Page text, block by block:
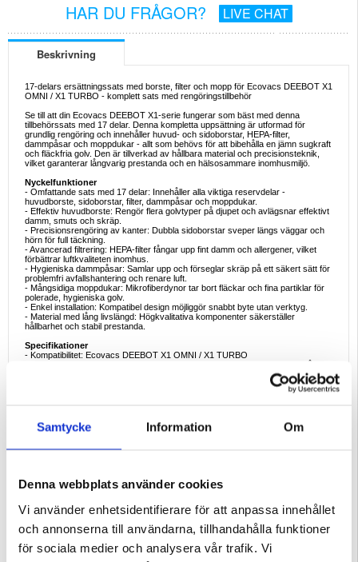
Samtycke Information Om
Denna webbplats använder cookies
Vi använder enhetsidentifierare för att anpassa innehållet
och annonserna till användarna, tillhandahålla funktioner
för sociala medier och analysera vår trafik. Vi
HAR DU FRÅGOR? LIVE CHAT
Beskrivning
17-delars ersättningssats med borste, filter och mopp för Ecovacs DEEBOT X1
OMNI / X1 TURBO - komplett sats med rengöringstillbehör
Se till att din Ecovacs DEEBOT X1-serie fungerar som bäst med denna
tillbehörssats med 17 delar. Denna kompletta uppsättning är utformad för
grundlig rengöring och innehåller huvud- och sidoborstar, HEPA-filter,
dammpåsar och moppdukar - allt som behövs för att bibehålla en jämn sugkraft
och fläckfria golv. Den är tillverkad av hållbara material och precisionsteknik,
vilket garanterar långvarig prestanda och en hälsosammare inomhusmiljö.
Nyckelfunktioner
- Omfattande sats med 17 delar: Innehåller alla viktiga reservdelar -
huvudborste, sidoborstar, filter, dammpåsar och moppdukar.
- Effektiv huvudborste: Rengör flera golvtyper på djupet och avlägsnar effektivt
damm, smuts och skräp.
- Precisionsrengöring av kanter: Dubbla sidoborstar sveper längs väggar och
hörn för full täckning.
- Avancerad filtrering: HEPA-filter fångar upp fint damm och allergener, vilket
förbättrar luftkvaliteten inomhus.
- Hygieniska dammpåsar: Samlar upp och förseglar skräp på ett säkert sätt för
problemfri avfallshantering och renare luft.
- Mångsidiga moppdukar: Mikrofiberdynor tar bort fläckar och fina partiklar för
polerade, hygieniska golv.
- Enkel installation: Kompatibel design möjliggör snabbt byte utan verktyg.
- Material med lång livslängd: Högkvalitativa komponenter säkerställer
hållbarhet och stabil prestanda.
Specifikationer
- Kompatibilitet: Ecovacs DEEBOT X1 OMNI / X1 TURBO
- 2 × filter
- 4 × Moppdukar
DEEBOT robotdammsugare.
- Förebyggande av allergier: Fånga upp damm, husdjursdamm och fina
- Husdjursvänliga hem: Fånga upp päls, hår och allergener från mattor och
- Hygienisk golvvård: Behåll en ren och polerad yta efter varje
- Förlängd prestanda: Regelbundna byten gör att din robot fungerar smidigt och